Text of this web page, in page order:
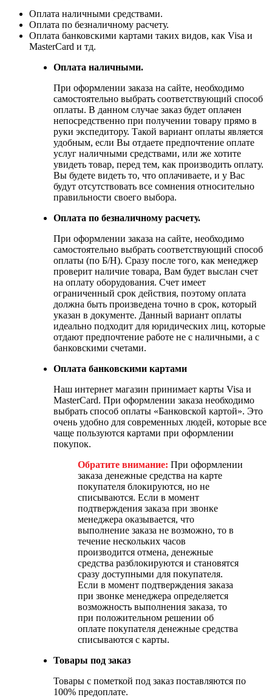
Оплата наличными средствами.
Оплата по безналичному расчету.
Оплата банковскими картами таких видов, как Visa и
MasterCard и тд.
Оплата наличными.
При оформлении заказа на сайте, необходимо
самостоятельно выбрать соответствующий способ
оплаты. В данном случае заказ будет оплачен
непосредственно при получении товару прямо в
руки экспедитору. Такой вариант оплаты является
удобным, если Вы отдаете предпочтение оплате
услуг наличными средствами, или же хотите
увидеть товар, перед тем, как производить оплату.
Вы будете видеть то, что оплачиваете, и у Вас
будут отсутствовать все сомнения относительно
правильности своего выбора.
Оплата по безналичному расчету.
При оформлении заказа на сайте, необходимо
самостоятельно выбрать соответствующий способ
оплаты (по Б/Н). Сразу после того, как менеджер
проверит наличие товара, Вам будет выслан счет
на оплату оборудования. Счет имеет
ограниченный срок действия, поэтому оплата
должна быть произведена точно в срок, который
указан в документе. Данный вариант оплаты
идеально подходит для юридических лиц, которые
отдают предпочтение работе не с наличными, а с
банковскими счетами.
Оплата банковскими картами
Наш интернет магазин принимает карты Visa и
MasterCard. При оформлении заказа необходимо
выбрать способ оплаты «Банковской картой». Это
очень удобно для современных людей, которые все
чаще пользуются картами при оформлении
покупок.
Обратите внимание: При оформлении
заказа денежные средства на карте
покупателя блокируются, но не
списываются. Если в момент
подтверждения заказа при звонке
менеджера оказывается, что
выполнение заказа не возможно, то в
течение нескольких часов
производится отмена, денежные
средства разблокируются и становятся
сразу доступными для покупателя.
Если в момент подтверждения заказа
при звонке менеджера определяется
возможность выполнения заказа, то
при положительном решении об
оплате покупателя денежные средства
списываются с карты.
Товары под заказ
Товары с пометкой под заказ поставляются по
100% предоплате.